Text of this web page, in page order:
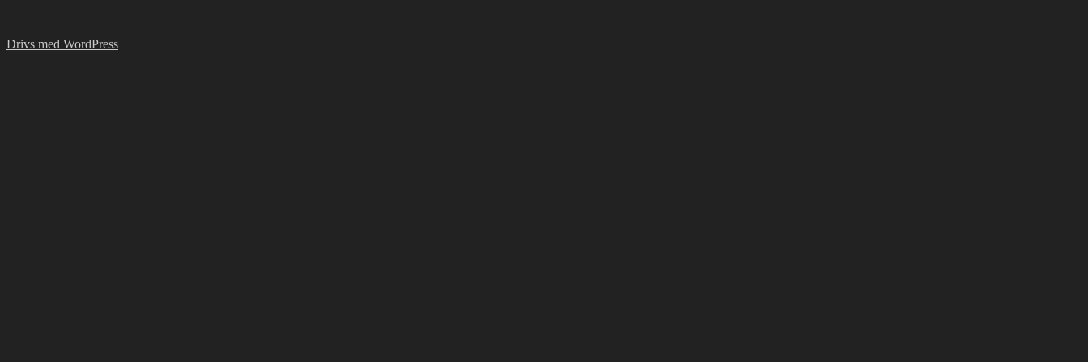
Drivs med WordPress